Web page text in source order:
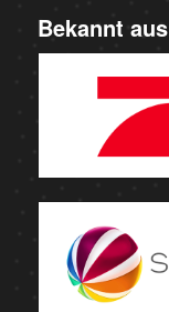
Bekannt aus